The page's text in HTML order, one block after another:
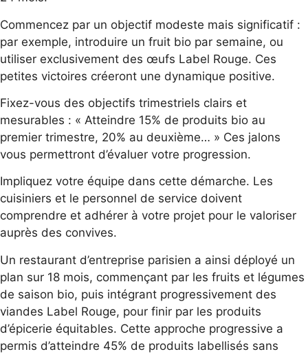
Commencez par un objectif modeste mais significatif :
par exemple, introduire un fruit bio par semaine, ou
utiliser exclusivement des œufs Label Rouge. Ces
petites victoires créeront une dynamique positive.
Fixez-vous des objectifs trimestriels clairs et
mesurables : « Atteindre 15% de produits bio au
premier trimestre, 20% au deuxième… » Ces jalons
vous permettront d’évaluer votre progression.
Impliquez votre équipe dans cette démarche. Les
cuisiniers et le personnel de service doivent
comprendre et adhérer à votre projet pour le valoriser
auprès des convives.
Un restaurant d’entreprise parisien a ainsi déployé un
plan sur 18 mois, commençant par les fruits et légumes
de saison bio, puis intégrant progressivement des
viandes Label Rouge, pour finir par les produits
d’épicerie équitables. Cette approche progressive a
permis d’atteindre 45% de produits labellisés sans